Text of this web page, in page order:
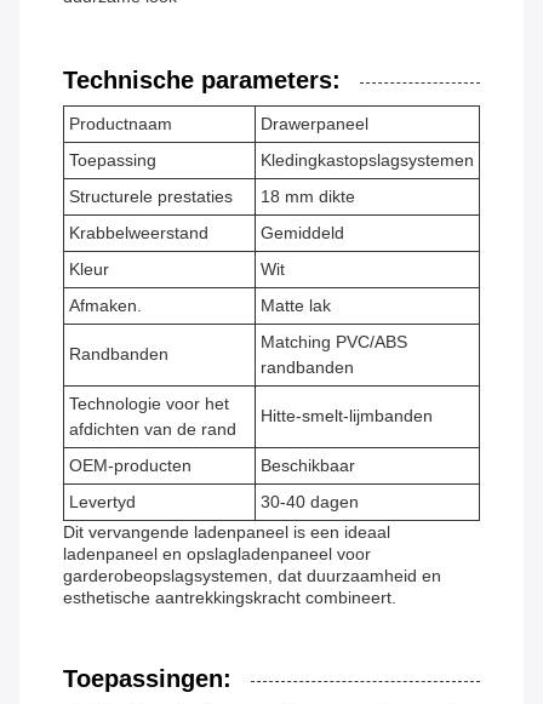
Technische parameters:
Productnaam
Drawerpaneel
Toepassing
Kledingkastopslagsystemen
Structurele prestaties
18 mm dikte
Krabbelweerstand
Gemiddeld
Kleur
Wit
Afmaken.
Matte lak
Randbanden
Matching PVC/ABS
randbanden
Technologie voor het
afdichten van de rand
Hitte-smelt-lijmbanden
OEM-producten
Beschikbaar
Levertyd
30-40 dagen
Dit vervangende ladenpaneel is een ideaal
ladenpaneel en opslagladenpaneel voor
garderobeopslagsystemen, dat duurzaamheid en
esthetische aantrekkingskracht combineert.
Toepassingen: